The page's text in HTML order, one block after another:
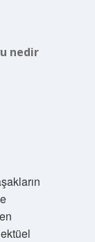
nedir